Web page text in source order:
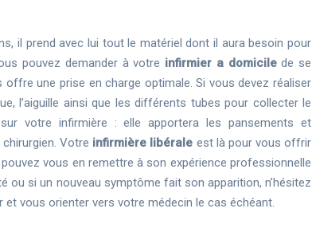
il prend avec lui tout le matériel dont il aura besoin pour
pouvez demander à votre infirmier a domicilede se
une prise en charge optimale. Si vous devez réaliser
l’aiguille ainsi que les différents tubes pour collecter le
votre infirmière : elle apportera les pansements et
Votre infirmière libérale est là pour vous offrir
vous en remettre à son expérience professionnelle
si un nouveau symptôme fait son apparition, n’hésitez
et vous orienter vers votre médecin le cas échéant.